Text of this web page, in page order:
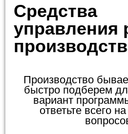
Средства
управления
Производство
быстро подберем
вариант
ответьте всего